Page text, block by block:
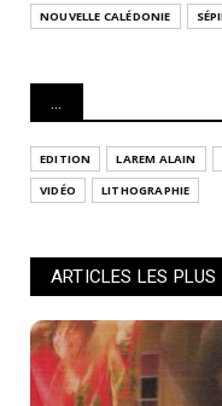
NOUVELLE CALÉDONIE
...
EDITION LAREM ALAIN
VIDÉO
LITHOGRAPHIE
ARTICLES LES PLUS